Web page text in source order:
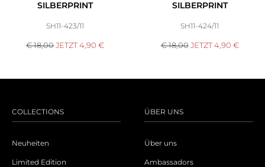
SILBERPRINT
SH11-423/11
€ 18,00JETZT4,90 €
SILBERPRINT
SH11-424/11
€ 18,00 JETZT4,90 €
COLLECTIONS
Neuheiten
Limited Edition
ÜBER UNS
Über uns
Ambassadors